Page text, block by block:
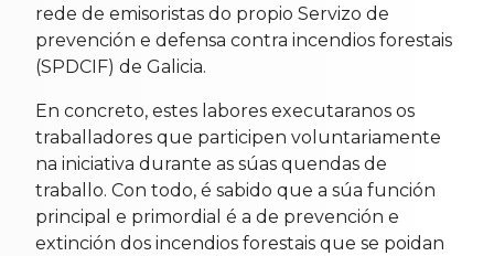
rede de emisoristas do propio Servizo de
prevención e defensa contra incendios forestais
(SPDCIF) de Galicia.
En concreto, estes labores executaranos os
traballadores que participen voluntariamente
na iniciativa durante as súas quendas de
traballo. Con todo, é sabido que a súa función
principal e primordial é a de prevención e
extinción dos incendios forestais que se poidan